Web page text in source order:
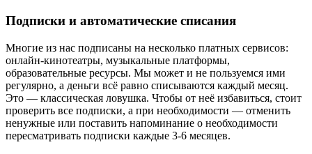
Подписки и автоматические списания
Многие из нас подписаны на несколько платных сервисов:
онлайн-кинотеатры, музыкальные платформы,
образовательные ресурсы. Мы может и не пользуемся ими
регулярно, а деньги всё равно списываются каждый месяц.
Это — классическая ловушка. Чтобы от неё избавиться, стоит
проверить все подписки, а при необходимости — отменить
ненужные или поставить напоминание о необходимости
пересматривать подписки каждые 3-6 месяцев.